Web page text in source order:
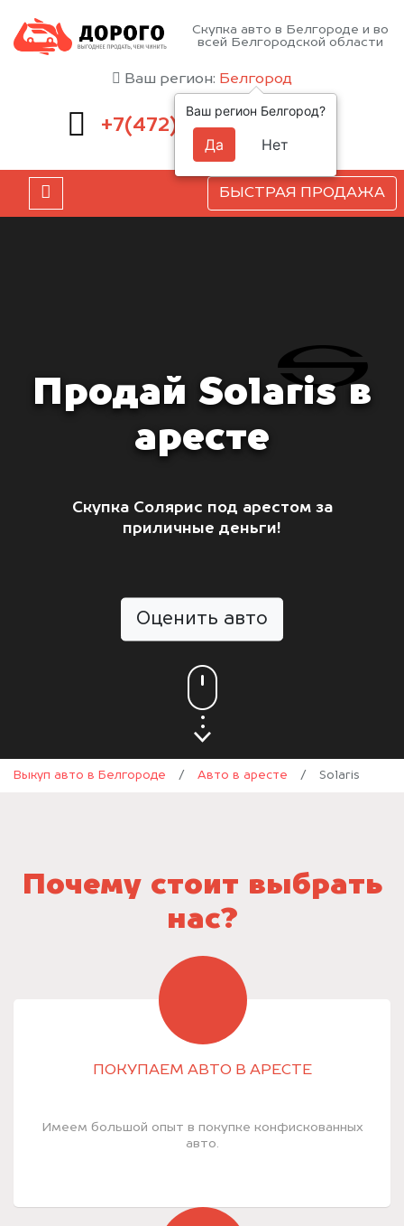
Скупка авто в Белгороде и во
всей Белгородской области
Ваш регион: Белгород
+7(472) 220-54-52
БЫСТРАЯ ПРОДАЖА
Продай Solaris в
аресте
Скупка Солярис под арестом за
приличные деньги!
Оценить авто
Выкуп авто в Белгороде / Авто в аресте / Solaris
Почему стоит выбрать
нас?
ПОКУПАЕМ АВТО В АРЕСТЕ
Имеем большой опыт в покупке конфискованных
авто.
Ваш регион Белгород?
Да Нет